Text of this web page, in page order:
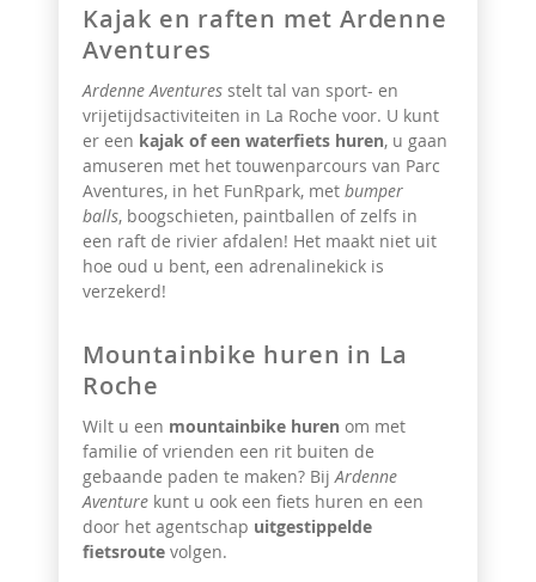
Kajak en raften met Ardenne
Aventures
Ardenne Aventures stelt tal van sport- en
vrijetijdsactiviteiten in La Roche voor. U kunt
er een kajak of een waterfiets huren, u gaan
amuseren met het touwenparcours van Parc
Aventures, in het FunRpark, met bumper
balls, boogschieten, paintballen of zelfs in
een raft de rivier afdalen! Het maakt niet uit
hoe oud u bent, een adrenalinekick is
verzekerd!
Mountainbike huren in La
Roche
Wilt u een mountainbike huren om met
familie of vrienden een rit buiten de
gebaande paden te maken? Bij Ardenne
Aventure kunt u ook een fiets huren en een
door het agentschap uitgestippelde
fietsroute volgen.